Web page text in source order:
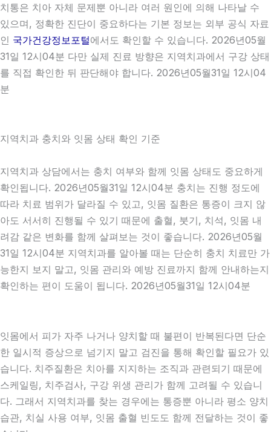
치통은 치아 자체 문제뿐 아니라 여러 원인에 의해 나타날 수
있으며, 정확한 진단이 중요하다는 기본 정보는 외부 공식 자료
인 국가건강정보포털에서도 확인할 수 있습니다. 2026년05월
31일 12시04분 다만 실제 진료 방향은 지역치과에서 구강 상태
를 직접 확인한 뒤 판단해야 합니다. 2026년05월31일 12시04
분
지역치과 충치와 잇몸 상태 확인 기준
지역치과 상담에서는 충치 여부와 함께 잇몸 상태도 중요하게
확인됩니다. 2026년05월31일 12시04분 충치는 진행 정도에
따라 치료 범위가 달라질 수 있고, 잇몸 질환은 통증이 크지 않
아도 서서히 진행될 수 있기 때문에 출혈, 붓기, 치석, 잇몸 내
려감 같은 변화를 함께 살펴보는 것이 좋습니다. 2026년05월
31일 12시04분 지역치과를 알아볼 때는 단순히 충치 치료만 가
능한지 보지 말고, 잇몸 관리와 예방 진료까지 함께 안내하는지
확인하는 편이 도움이 됩니다. 2026년05월31일 12시04분
잇몸에서 피가 자주 나거나 양치할 때 불편이 반복된다면 단순
한 일시적 증상으로 넘기지 말고 검진을 통해 확인할 필요가 있
습니다. 치주질환은 치아를 지지하는 조직과 관련되기 때문에
스케일링, 치주검사, 구강 위생 관리가 함께 고려될 수 있습니
다. 그래서 지역치과를 찾는 경우에는 통증뿐 아니라 평소 양치
습관, 치실 사용 여부, 잇몸 출혈 빈도도 함께 전달하는 것이 좋